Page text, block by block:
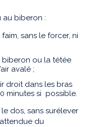
au biberon :
sans le forcer, ni
biberon ou la tétée
avalé ;
droit dans les bras
minutes si possible.
dos, sans surélever
du